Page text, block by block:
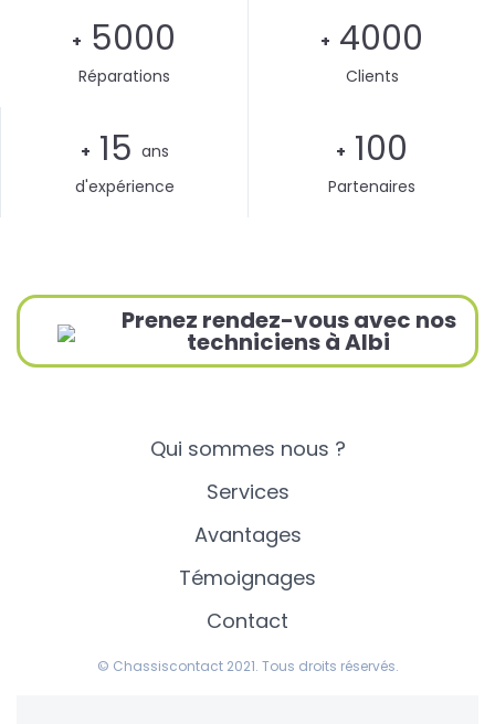
+ 5000
Réparations
+ 4000
Clients
+ 15 ans
d'expérience
+ 100
Partenaires
Prenez rendez-vous avec nos
techniciens à Albi
Qui sommes nous ?
Services
Avantages
Témoignages
Contact
© Chassiscontact 2021. Tous droits réservés.